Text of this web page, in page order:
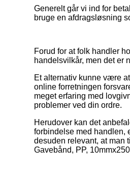
Generelt går vi ind for
bruge en afdragsløsning
Forud for at folk handler
handelsvilkår, men det
Et alternativ kunne være
online forretningen
meget erfaring med
problemer ved din ordre.
Herudover kan det
forbindelse med handlen,
desuden relevant, at man
Gavebånd, PP,